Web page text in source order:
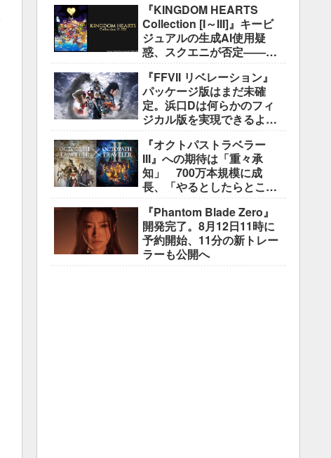
『KINGDOM HEARTS
Collection [I～III]』キービ
ジュアルの生成AI使用疑
惑、スクエニが否定――不
ス」
『FFVII リベレーション』
パッケージ版はまだ未確
定。浜口Dは何らかのフィ
ジカル版を実現できるよう
『オクトパストラベラー
III』への期待は「重々承
知」 700万本規模に成
長、「やるとしたらとこと
『Phantom Blade Zero』
開発完了。8月12日11時に
予約開始、11分の新トレー
ラーも公開へ